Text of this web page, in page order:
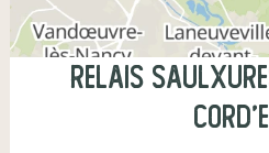
Relais